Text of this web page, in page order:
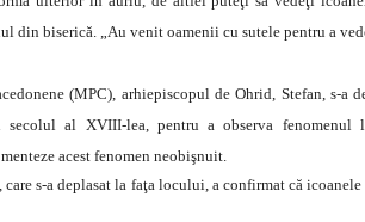
din biserică. „Au venit oamenii cu sutele pentru a
(MPC), arhiepiscopul de Ohrid, Stefan, s-a
secolul al XVIII-lea, pentru a observa fenomenul
acest fenomen neobişnuit.
care s-a deplasat la faţa locului, a confirmat că